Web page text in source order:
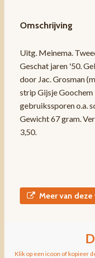
Omschrijving
Uitg. Meinema.
Geschat jaren '50.
door Jac. Grosman
strip Gijsje
gebruikssporen o.a.
Gewicht 67 gram.
3,50.
Meer van
Klik op een icoon of kopieer